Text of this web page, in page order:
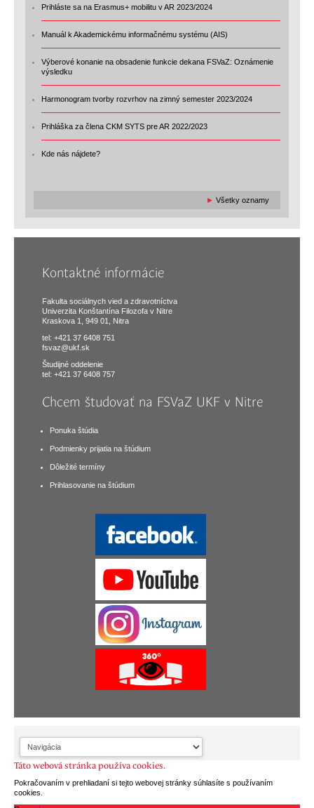
Prihláste sa na Erasmus+ mobilitu v AR 2023/2024
Manuál k Akademickému informačnému systému (AIS)
Výberové konanie na obsadenie funkcie dekana FSVaZ: Oznámenie
výsledku
Harmonogram tvorby rozvrhov na zimný semester 2023/2024
Prihláška za člena CKM SYTS pre AR 2022/2023
Kde nás nájdete?
► Všetky oznamy
Kontaktné informácie
Fakulta sociálnych vied a zdravotníctva
Univerzita Konštantína Filozofa v Nitre
Kraskova 1, 949 01, Nitra
tel: +421 37 6408 751
fsvaz@ukf.sk
Študijné oddelenie
tel: +421 37 6408 757
Chcem študovať na FSVaZ UKF v Nitre
Ponuka štúdia
Podmienky prijatia na štúdium
Dôležité termíny
Prihlasovanie na štúdium
Táto webová stránka používa cookies.
Pokračovaním v prehliadaní si tejto webovej stránky súhlasíte s používaním
cookies.